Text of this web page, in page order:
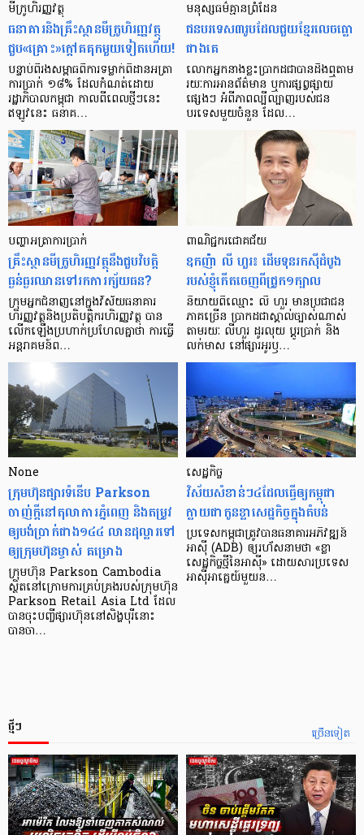
មីក្រូ​ហិរញ្ញវត្ថុ
ធនាគារ​និង​គ្រឹះស្ថាន​មីក្រូ​ហិរញ្ញវត្ថុ​
ជួប«គ្រោះ»ក្តៅ​គគុក​មួយ​ទៀត​ហើយ!
បន្ទាប់​ពី​រង​សម្ពាធ​​ពី​ការ​ទម្លាក់​ពិដាន​អត្រា​
ការ​ប្រាក់ ១៨​% ដែល​កំណត់​ដោយ​
រដ្ឋាភិបាល​កម្ពុជា កាល​ពី​ពេល​ថ្មីៗ​នេះ
ឥឡូវ​នេះ ធនាគ…
មនុស្ស​ធម៌​គ្មាន​ព្រំដែន
ជន​បរទេស​៣​រូប​ដែល​ជួយ​ខ្មែរ​លេច​ធ្លោ​
ជាង​គេ
លោកអ្នក​នាង​ខ្លះ​ប្រាកដ​ជា​បាន​​ដឹង​ឮ​តាម​
រយៈ​ការ​អាន​ព័ត៌មាន ឬ​ការ​ផ្សព្វផ្សាយ​
ផ្សេងៗ អំពី​ភាព​ល្បីល្បាញ​របស់​ជន​
បរទេស​មួយ​ចំនួន ដែល…
បញ្ហា​អត្រា​ការប្រាក់
គ្រឹះស្ថាន​មីក្រូ​ហិរញ្ញវត្ថុ​នឹង​ជួប​វិបត្តិ​
ធ្ងន់ធ្ងរ​ឈាន​ទៅ​រក​ការ​ក្ស័យធន?
ក្រុម​អ្នក​ជំនាញ​នៅ​ក្នុង​វិស័យ​ធនាគារ
ហិរញ្ញវត្ថុ​និង​ប្រតិបត្តិករ​ហិរញ្ញ​វត្ថុ បាន​​
លើក​ឡើង​ប្រហាក់​ប្រហែល​គ្នា​ថា ការ​ធ្វើ​
អន្តរាគមន៍​ព…
ពាណិជ្ជករជោគជ័យ
ឧកញ៉ា លី ហួរ៖ ដើមទុនរកស៊ីដំបូង
របស់ខ្ញុំកើតចេញពីជ្រូក១ក្បាល
និយាយ​ពី​ឈ្មោះ លី ហួរ មាន​ប្រជាជន​
ភាគ​ច្រើន ប្រាកដ​ជា​ស្គាល់​ច្បាស់​ណាស់
តាមរយៈ លីហួរ ដូរ​លុយ ប្តូរ​បា្រក់ និង​
លក់​មាស នៅ​ផ្សារ​អូរ​ឫ…
None
ក្រុមហ៊ុនផ្សារទំនើប Parkson
ចាញ់ក្ដីនៅតុលាការភ្នំពេញ និងតម្រូវ
ឲ្យបង់ប្រាក់ជាង១៤៤ លានដុល្លារទៅ
ឲ្យក្រុមហ៊ុនម្ចាស់ គម្រោង
ក្រុមហ៊ុន Parkson Cambodia
ស្ថិតនៅក្រោមការគ្រប់គ្រងរបស់ក្រុមហ៊ុន
Parkson Retail Asia Ltd ដែល
បានចុះបញ្ចីផ្សារហ៊ុននៅសិង្ហបុរីនោះ
បានចា…
សេដ្ឋកិច្ច​
វិស័យ​សំខាន់ៗ​៤​ដែល​ធ្វើ​ឲ្យ​កម្ពុជា​
ក្លាយ​ជា​កូន​ខ្លា​សេដ្ឋកិច្ច​ក្នុង​តំបន់
ប្រទេស​កម្ពុជា​ត្រូវ​បាន​ធនាគារ​អភិវឌ្ឍន៍​
អាស៊ី (ADB) ឲ្យ​រហ័ស​នាមថា «ខ្លា​
សេដ្ឋកិច្ច​ថ្មី​នៃ​អាស៊ី» ដោយសារ​ប្រទេស​
អាស៊ី​អាគ្នេយ៍​មួយ​ន…
ច្រើនទៀត
ថ្មីៗ